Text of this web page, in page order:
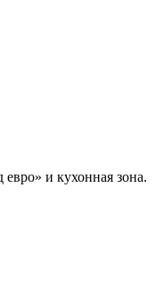
и кухонная зона.